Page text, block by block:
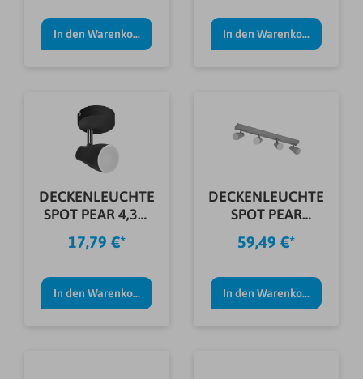
In den Warenkorb In den Warenkorb
DECKENLEUCHTE
SPOT PEAR 4,3W
210LM SCHWA
17,79 €*
In den Warenkorb
DECKENLEUCHTE
SPOT PEAR
4X4,3W 60CM
GRAU
59,49 €*
In den Warenkorb